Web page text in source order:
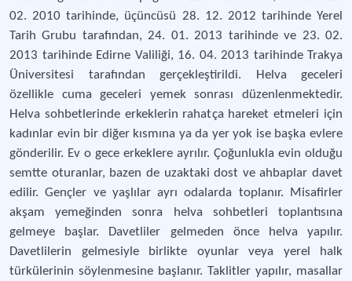
02. 2010 tarihinde, üçüncüsü 28. 12. 2012 tarihinde Yerel
Tarih Grubu tarafından, 24. 01. 2013 tarihinde ve 23. 02.
2013 tarihinde Edirne Valiliği, 16. 04. 2013 tarihinde Trakya
Üniversitesi tarafından gerçekleştirildi. Helva geceleri
özellikle cuma geceleri yemek sonrası düzenlenmektedir.
Helva sohbetlerinde erkeklerin rahatça hareket etmeleri için
kadınlar evin bir diğer kısmına ya da yer yok ise başka evlere
gönderilir. Ev o gece erkeklere ayrılır. Çoğunlukla evin olduğu
semtte oturanlar, bazen de uzaktaki dost ve ahbaplar davet
edilir. Gençler ve yaşlılar ayrı odalarda toplanır. Misafirler
akşam yemeğinden sonra helva sohbetleri toplantısına
gelmeye başlar. Davetliler gelmeden önce helva yapılır.
Davetlilerin gelmesiyle birlikte oyunlar veya yerel halk
türkülerinin söylenmesine başlanır. Taklitler yapılır, masallar